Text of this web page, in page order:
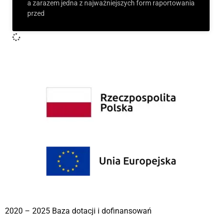
a zarazem jedna z najważniejszych form raportowania
przed
2020 – 2025 Baza dotacji i dofinansowań